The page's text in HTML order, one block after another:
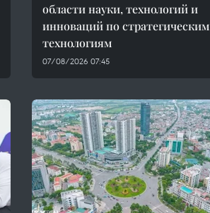
области науки, технологий и
инноваций по стратегическим
технологиям
07/08/2026 07:45